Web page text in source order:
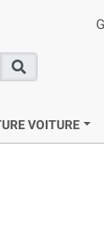
Recherche
VOITURE